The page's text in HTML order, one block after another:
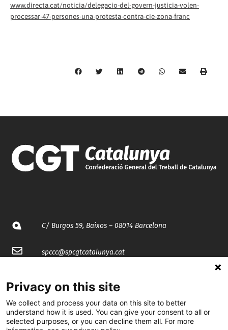
www.directa.cat/noticia/delegacio-del-govern-justicia-volen-
processar-47-persones-una-protesta-contra-cie-zona-franc
C/ Burgos 59, Baixos – 08014 Barcelona
spccc@spcgtcatalunya.cat
@CGTCatalunya
cgtcatalunya
Privacy on this site
We collect and process your data on this site to better
understand how it is used. You can give your consent to all or
selected purposes, or you can decline them all. For more